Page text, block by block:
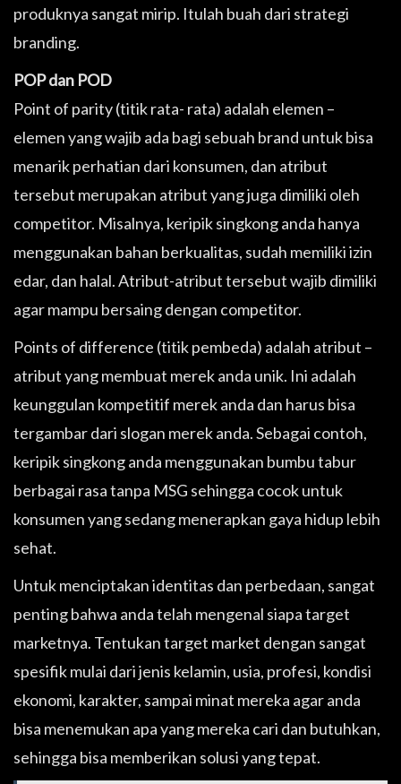
produknya sangat mirip. Itulah buah dari strategi
branding.
POP dan POD
Point of parity (titik rata- rata) adalah elemen –
elemen yang wajib ada bagi sebuah brand untuk bisa
menarik perhatian dari konsumen, dan atribut
tersebut merupakan atribut yang juga dimiliki oleh
competitor. Misalnya, keripik singkong anda hanya
menggunakan bahan berkualitas, sudah memiliki izin
edar, dan halal. Atribut-atribut tersebut wajib dimiliki
agar mampu bersaing dengan competitor.
Points of difference (titik pembeda) adalah atribut –
atribut yang membuat merek anda unik. Ini adalah
keunggulan kompetitif merek anda dan harus bisa
tergambar dari slogan merek anda. Sebagai contoh,
keripik singkong anda menggunakan bumbu tabur
berbagai rasa tanpa MSG sehingga cocok untuk
konsumen yang sedang menerapkan gaya hidup lebih
sehat.
Untuk menciptakan identitas dan perbedaan, sangat
penting bahwa anda telah mengenal siapa target
marketnya. Tentukan target market dengan sangat
spesifik mulai dari jenis kelamin, usia, profesi, kondisi
ekonomi, karakter, sampai minat mereka agar anda
bisa menemukan apa yang mereka cari dan butuhkan,
sehingga bisa memberikan solusi yang tepat.